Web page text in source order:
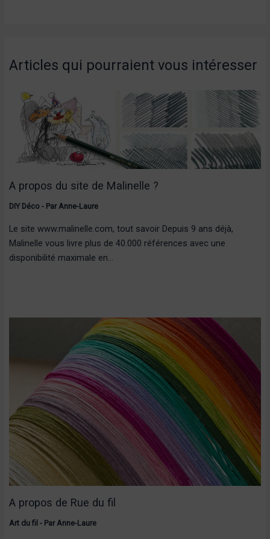
Articles qui pourraient vous intéresser
A propos du site de Malinelle ?
DIY Déco- ParAnne-Laure
Le site www.malinelle.com, tout savoir Depuis 9 ans déjà,
Malinelle vous livre plus de 40.000 références avec une
disponibilité maximale en…
A propos de Rue du fil
Art du fil - ParAnne-Laure